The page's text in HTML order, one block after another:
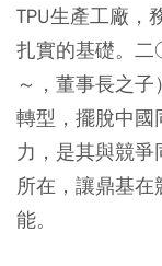
TPU生產工廠，
扎實的基礎。
～，董事長之
轉型，擺脫中國
力，是其與競
所在，讓鼎基
能。